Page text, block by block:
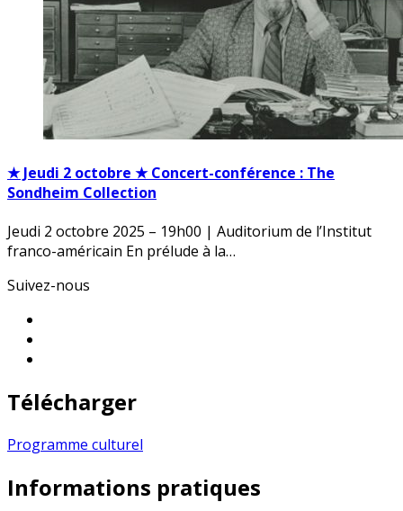
★ Jeudi 2 octobre ★ Concert-conférence : The
Sondheim Collection
Jeudi 2 octobre 2025 – 19h00 | Auditorium de l’Institut
franco-américain En prélude à la…
Suivez-nous
Télécharger
Programme culturel
Informations pratiques